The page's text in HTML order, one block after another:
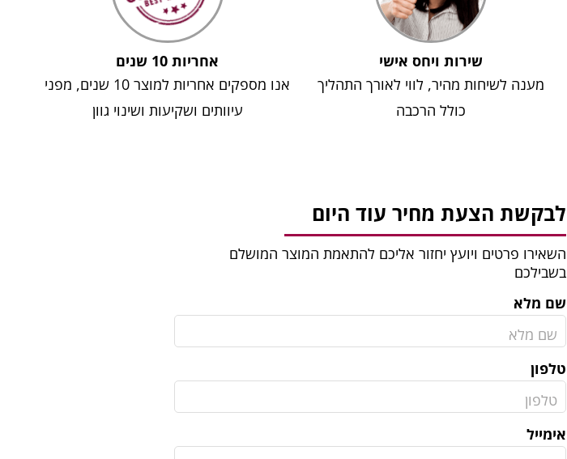
שירות ויחס אישי
מענה לשיחות מהיר, לווי לאורך התהליך
כולל הרכבה
אחריות 10 שנים
אנו מספקים אחריות למוצר 10 שנים, מפני
עיוותים ושקיעות ושינוי גוון
לבקשת הצעת מחיר עוד היום
השאירו פרטים ויועץ יחזור אליכם להתאמת המוצר המושלם
בשבילכם
שם מלא
טלפון
אימייל